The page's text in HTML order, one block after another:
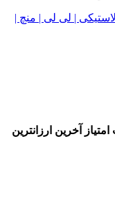
| لی لی | منچ |
امتیاز آخرین ارزانترین